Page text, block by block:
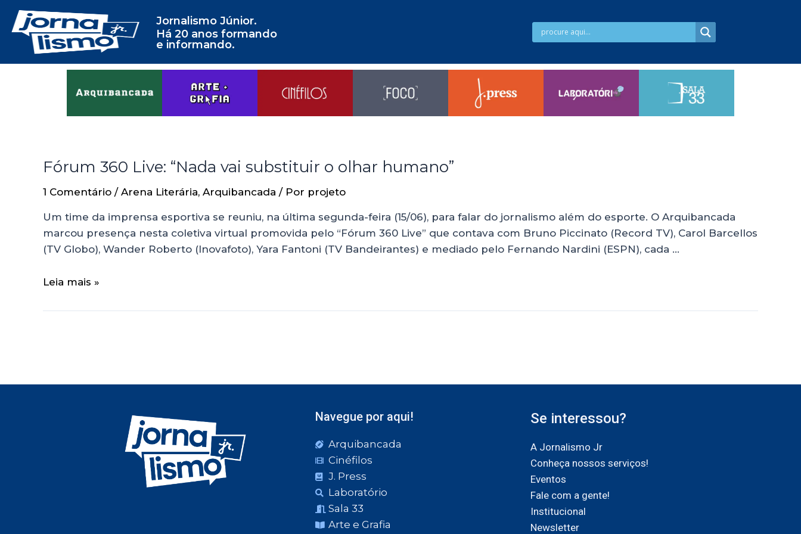
Jornalismo Júnior.
Há 20 anos formando
e informando.
Fórum 360 Live: “Nada vai substituir o olhar humano”
1 Comentário / Arena Literária, Arquibancada / Por projeto
Um time da imprensa esportiva se reuniu, na última segunda-feira (15/06), para falar do jornalismo além do esporte. O Arquibancada
marcou presença nesta coletiva virtual promovida pelo “Fórum 360 Live” que contava com Bruno Piccinato (Record TV), Carol Barcellos
(TV Globo), Wander Roberto (Inovafoto), Yara Fantoni (TV Bandeirantes) e mediado pelo Fernando Nardini (ESPN), cada …
Leia mais »
Navegue por aqui!
Arquibancada
Cinéfilos
J. Press
Laboratório
Sala 33
Arte e Grafia
Se interessou?
A Jornalismo Jr
Conheça nossos serviços!
Eventos
Fale com a gente!
Institucional
Newsletter